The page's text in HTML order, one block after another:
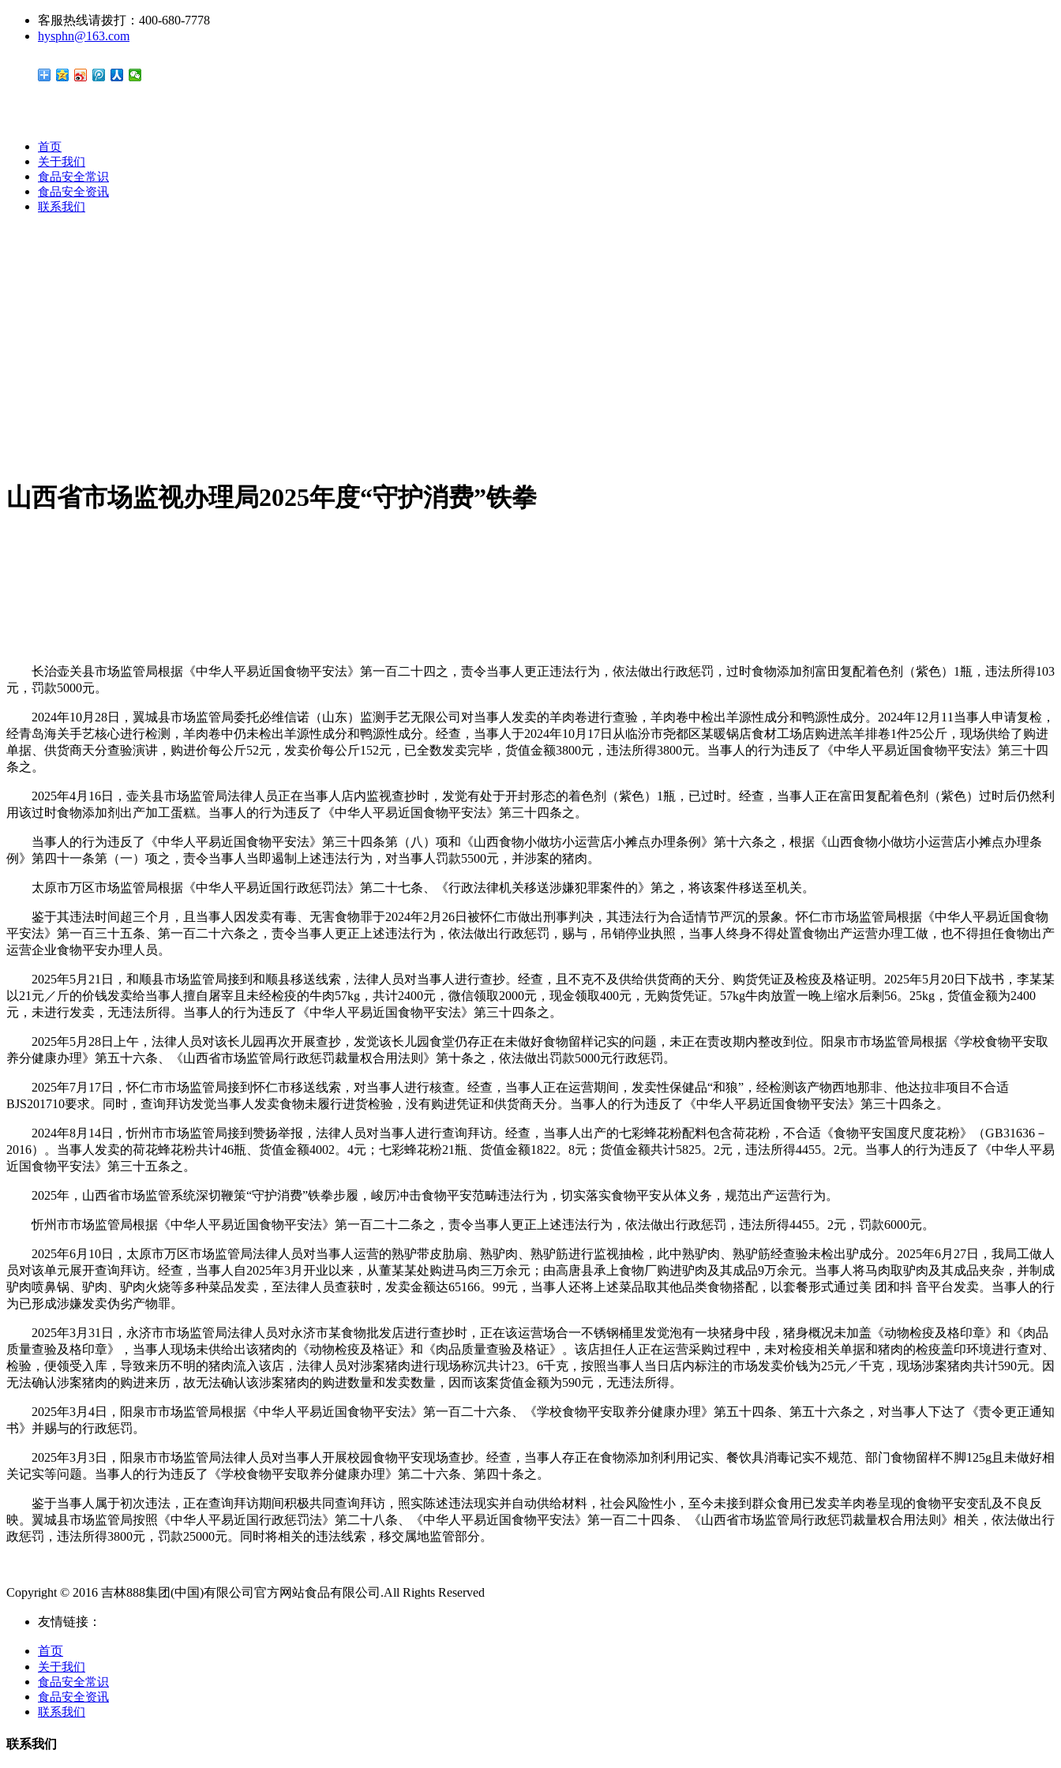
客服热线请拨打：400-680-7778
hysphn@163.com
首页
关于我们
食品安全常识
食品安全资讯
联系我们
山西省市场监视办理局2025年度“守护消费”铁拳
长治壶关县市场监管局根据《中华人平易近国食物平安法》第一百二十四之，责令当事人更正违法行为，依法做出行政惩罚，过时食物添加剂富田复配着色剂（紫色）1瓶，违法所得103
元，罚款5000元。
2024年10月28日，翼城县市场监管局委托必维信诺（山东）监测手艺无限公司对当事人发卖的羊肉卷进行查验，羊肉卷中检出羊源性成分和鸭源性成分。2024年12月11当事人申请复检，
经青岛海关手艺核心进行检测，羊肉卷中仍未检出羊源性成分和鸭源性成分。经查，当事人于2024年10月17日从临汾市尧都区某暖锅店食材工场店购进羔羊排卷1件25公斤，现场供给了购进
单据、供货商天分查验演讲，购进价每公斤52元，发卖价每公斤152元，已全数发卖完毕，货值金额3800元，违法所得3800元。当事人的行为违反了《中华人平易近国食物平安法》第三十四
条之。
2025年4月16日，壶关县市场监管局法律人员正在当事人店内监视查抄时，发觉有处于开封形态的着色剂（紫色）1瓶，已过时。经查，当事人正在富田复配着色剂（紫色）过时后仍然利
用该过时食物添加剂出产加工蛋糕。当事人的行为违反了《中华人平易近国食物平安法》第三十四条之。
当事人的行为违反了《中华人平易近国食物平安法》第三十四条第（八）项和《山西食物小做坊小运营店小摊点办理条例》第十六条之，根据《山西食物小做坊小运营店小摊点办理条
例》第四十一条第（一）项之，责令当事人当即遏制上述违法行为，对当事人罚款5500元，并涉案的猪肉。
太原市万区市场监管局根据《中华人平易近国行政惩罚法》第二十七条、《行政法律机关移送涉嫌犯罪案件的》第之，将该案件移送至机关。
鉴于其违法时间超三个月，且当事人因发卖有毒、无害食物罪于2024年2月26日被怀仁市做出刑事判决，其违法行为合适情节严沉的景象。怀仁市市场监管局根据《中华人平易近国食物
平安法》第一百三十五条、第一百二十六条之，责令当事人更正上述违法行为，依法做出行政惩罚，赐与，吊销停业执照，当事人终身不得处置食物出产运营办理工做，也不得担任食物出产
运营企业食物平安办理人员。
2025年5月21日，和顺县市场监管局接到和顺县移送线索，法律人员对当事人进行查抄。经查，且不克不及供给供货商的天分、购货凭证及检疫及格证明。2025年5月20日下战书，李某某
以21元／斤的价钱发卖给当事人擅自屠宰且未经检疫的牛肉57kg，共计2400元，微信领取2000元，现金领取400元，无购货凭证。57kg牛肉放置一晚上缩水后剩56。25kg，货值金额为2400
元，未进行发卖，无违法所得。当事人的行为违反了《中华人平易近国食物平安法》第三十四条之。
2025年5月28日上午，法律人员对该长儿园再次开展查抄，发觉该长儿园食堂仍存正在未做好食物留样记实的问题，未正在责改期内整改到位。阳泉市市场监管局根据《学校食物平安取
养分健康办理》第五十六条、《山西省市场监管局行政惩罚裁量权合用法则》第十条之，依法做出罚款5000元行政惩罚。
2025年7月17日，怀仁市市场监管局接到怀仁市移送线索，对当事人进行核查。经查，当事人正在运营期间，发卖性保健品“和狼”，经检测该产物西地那非、他达拉非项目不合适
BJS201710要求。同时，查询拜访发觉当事人发卖食物未履行进货检验，没有购进凭证和供货商天分。当事人的行为违反了《中华人平易近国食物平安法》第三十四条之。
2024年8月14日，忻州市市场监管局接到赞扬举报，法律人员对当事人进行查询拜访。经查，当事人出产的七彩蜂花粉配料包含荷花粉，不合适《食物平安国度尺度花粉》（GB31636－
2016）。当事人发卖的荷花蜂花粉共计46瓶、货值金额4002。4元；七彩蜂花粉21瓶、货值金额1822。8元；货值金额共计5825。2元，违法所得4455。2元。当事人的行为违反了《中华人平易
近国食物平安法》第三十五条之。
2025年，山西省市场监管系统深切鞭策“守护消费”铁拳步履，峻厉冲击食物平安范畴违法行为，切实落实食物平安从体义务，规范出产运营行为。
忻州市市场监管局根据《中华人平易近国食物平安法》第一百二十二条之，责令当事人更正上述违法行为，依法做出行政惩罚，违法所得4455。2元，罚款6000元。
2025年6月10日，太原市万区市场监管局法律人员对当事人运营的熟驴带皮肋扇、熟驴肉、熟驴筋进行监视抽检，此中熟驴肉、熟驴筋经查验未检出驴成分。2025年6月27日，我局工做人
员对该单元展开查询拜访。经查，当事人自2025年3月开业以来，从董某某处购进马肉三万余元；由高唐县承上食物厂购进驴肉及其成品9万余元。当事人将马肉取驴肉及其成品夹杂，并制成
驴肉喷鼻锅、驴肉、驴肉火烧等多种菜品发卖，至法律人员查获时，发卖金额达65166。99元，当事人还将上述菜品取其他品类食物搭配，以套餐形式通过美 团和抖 音平台发卖。当事人的行
为已形成涉嫌发卖伪劣产物罪。
2025年3月31日，永济市市场监管局法律人员对永济市某食物批发店进行查抄时，正在该运营场合一不锈钢桶里发觉泡有一块猪身中段，猪身概况未加盖《动物检疫及格印章》和《肉品
质量查验及格印章》，当事人现场未供给出该猪肉的《动物检疫及格证》和《肉品质量查验及格证》。该店担任人正在运营采购过程中，未对检疫相关单据和猪肉的检疫盖印环境进行查对、
检验，便领受入库，导致来历不明的猪肉流入该店，法律人员对涉案猪肉进行现场称沉共计23。6千克，按照当事人当日店内标注的市场发卖价钱为25元／千克，现场涉案猪肉共计590元。因
无法确认涉案猪肉的购进来历，故无法确认该涉案猪肉的购进数量和发卖数量，因而该案货值金额为590元，无违法所得。
2025年3月4日，阳泉市市场监管局根据《中华人平易近国食物平安法》第一百二十六条、《学校食物平安取养分健康办理》第五十四条、第五十六条之，对当事人下达了《责令更正通知
书》并赐与的行政惩罚。
2025年3月3日，阳泉市市场监管局法律人员对当事人开展校园食物平安现场查抄。经查，当事人存正在食物添加剂利用记实、餐饮具消毒记实不规范、部门食物留样不脚125g且未做好相
关记实等问题。当事人的行为违反了《学校食物平安取养分健康办理》第二十六条、第四十条之。
鉴于当事人属于初次违法，正在查询拜访期间积极共同查询拜访，照实陈述违法现实并自动供给材料，社会风险性小，至今未接到群众食用已发卖羊肉卷呈现的食物平安变乱及不良反
映。翼城县市场监管局按照《中华人平易近国行政惩罚法》第二十八条、《中华人平易近国食物平安法》第一百二十四条、《山西省市场监管局行政惩罚裁量权合用法则》相关，依法做出行
政惩罚，违法所得3800元，罚款25000元。同时将相关的违法线索，移交属地监管部分。
Copyright © 2016 吉林888集团(中国)有限公司官方网站食品有限公司.All Rights Reserved
友情链接：
首页
关于我们
食品安全常识
食品安全资讯
联系我们
联系我们